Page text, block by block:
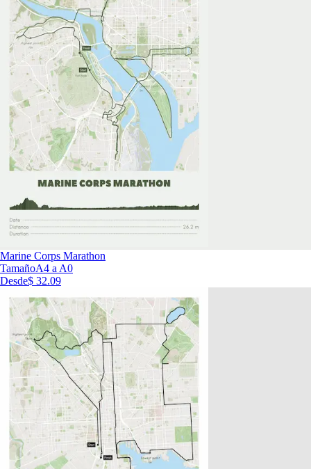
Marine Corps Marathon
TamañoA4 a A0
Desde$ 32.09